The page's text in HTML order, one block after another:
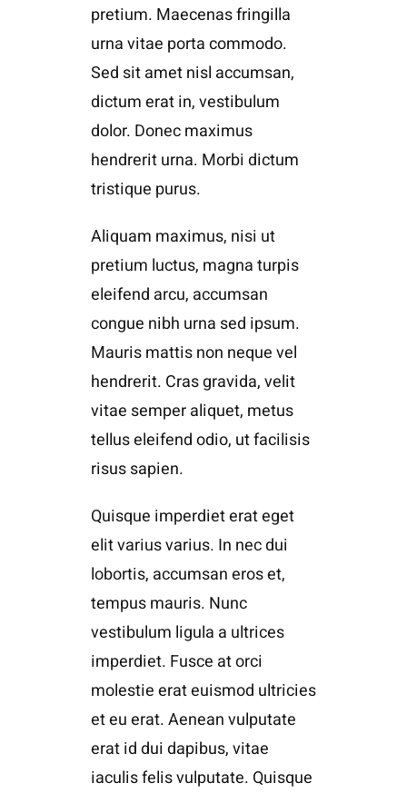
pretium. Maecenas fringilla
urna vitae porta commodo.
Sed sit amet nisl accumsan,
dictum erat in, vestibulum
dolor. Donec maximus
hendrerit urna. Morbi dictum
tristique purus.
Aliquam maximus, nisi ut
pretium luctus, magna turpis
eleifend arcu, accumsan
congue nibh urna sed ipsum.
Mauris mattis non neque vel
hendrerit. Cras gravida, velit
vitae semper aliquet, metus
tellus eleifend odio, ut facilisis
risus sapien.
Quisque imperdiet erat eget
elit varius varius. In nec dui
lobortis, accumsan eros et,
tempus mauris. Nunc
vestibulum ligula a ultrices
imperdiet. Fusce at orci
molestie erat euismod ultricies
et eu erat. Aenean vulputate
erat id dui dapibus, vitae
iaculis felis vulputate. Quisque